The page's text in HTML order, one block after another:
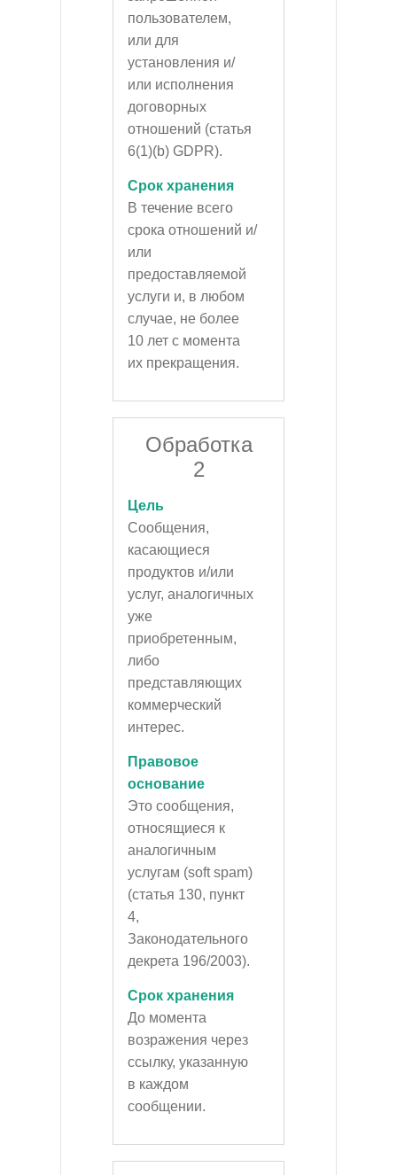
пользователем,
или для
установления и/
или исполнения
договорных
отношений (статья
6(1)(b) GDPR).
Срок хранения
В течение всего
срока отношений и/
или
предоставляемой
услуги и, в любом
случае, не более
10 лет с момента
их прекращения.
Обработка
2
Цель
Сообщения,
касающиеся
продуктов и/или
услуг, аналогичных
уже
приобретенным,
либо
представляющих
коммерческий
интерес.
Правовое
основание
Это сообщения,
относящиеся к
аналогичным
услугам (soft spam)
(статья 130, пункт
4,
Законодательного
декрета 196/2003).
Срок хранения
До момента
возражения через
ссылку, указанную
в каждом
сообщении.